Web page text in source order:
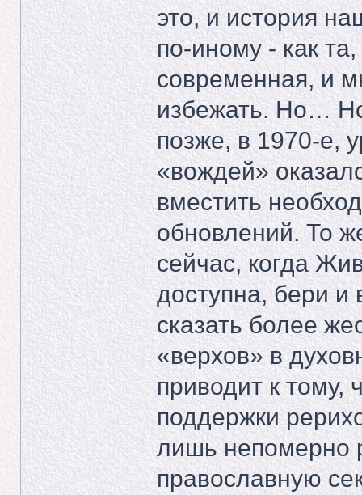
это, и история
по-иному - как
современная, и
избежать. Но…
позже, в 1970-е,
«вождей»
вместить
обновлений. То
сейчас, когда
доступна, бери и
сказать более
«верхов» в
приводит к тому,
поддержки
лишь непомерно
православную